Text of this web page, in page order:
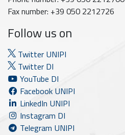
Fax number: +39 050 2212726
Follow us on
Twitter UNIPI
Twitter DI
YouTube DI
Facebook UNIPI
LinkedIn UNIPI
Instagram DI
Telegram UNIPI